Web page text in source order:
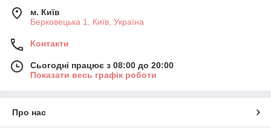
м. Київ
Берковецька 1, Київ, Україна
Контакти
Сьогодні працює з 08:00 до 20:00
Показати весь графік роботи
Про нас